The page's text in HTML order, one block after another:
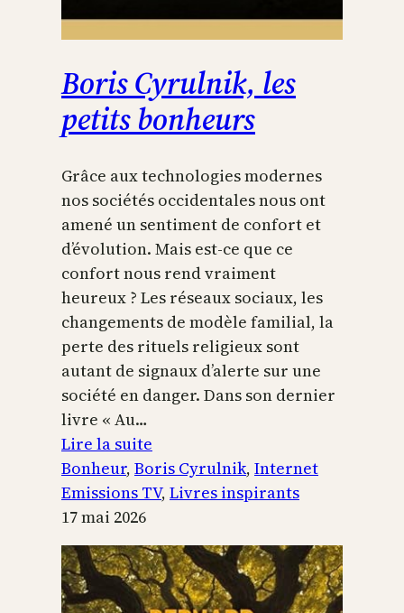
Boris Cyrulnik, les
petits bonheurs
Grâce aux technologies modernes
nos sociétés occidentales nous ont
amené un sentiment de confort et
d’évolution. Mais est-ce que ce
confort nous rend vraiment
heureux ? Les réseaux sociaux, les
changements de modèle familial, la
perte des rituels religieux sont
autant de signaux d’alerte sur une
société en danger. Dans son dernier
livre « Au…
Lire la suite
Boris
Cyrulnik,
petits
bonheurs
Bonheur, Boris Cyrulnik, Internet
Emissions TV, Livres inspirants
17 mai 2026